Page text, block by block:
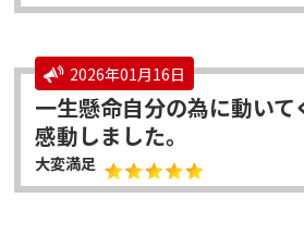
2026年01月16日
一生懸命自分の為に動いて
感動しました。
大変満足